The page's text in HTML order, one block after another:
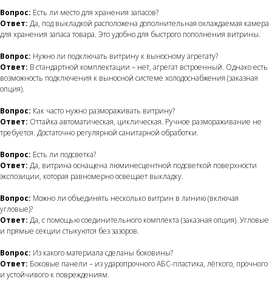
Вопрос: Есть ли место для хранения запасов?
Ответ: Да, под выкладкой расположена дополнительная охлаждаемая камера
для хранения запаса товара. Это удобно для быстрого пополнения витрины.
Вопрос: Нужно ли подключать витрину к выносному агрегату?
Ответ: В стандартной комплектации – нет, агрегат встроенный. Однако есть
возможность подключения к выносной системе холодоснабжения (заказная
опция).
Вопрос: Как часто нужно размораживать витрину?
Ответ: Оттайка автоматическая, циклическая. Ручное размораживание не
требуется. Достаточно регулярной санитарной обработки.
Вопрос: Есть ли подсветка?
Ответ: Да, витрина оснащена люминесцентной подсветкой поверхности
экспозиции, которая равномерно освещает выкладку.
Вопрос: Можно ли объединять несколько витрин в линию (включая
угловые)?
Ответ: Да, с помощью соединительного комплекта (заказная опция). Угловые
и прямые секции стыкуются без зазоров.
Вопрос: Из какого материала сделаны боковины?
Ответ: Боковые панели – из ударопрочного АБС-пластика, лёгкого, прочного
и устойчивого к повреждениям.